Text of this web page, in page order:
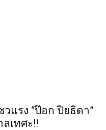
แรง “ป๊อก ปิยธิดา”
เทศะ!!